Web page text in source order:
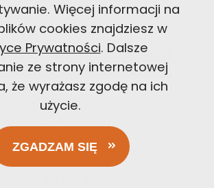
Więcej informacji na
cookies znajdziesz w
Prywatności. Dalsze
ze strony internetowej
że wyrażasz zgodę na ich
użycie.
ZGADZAM SIĘ
23 LUT
2021
Przeczytaj w 6 min.
to nie
w śmieciach i
na przetrwanie.